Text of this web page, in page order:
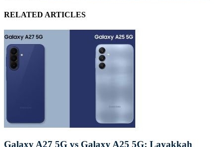
RELATED ARTICLES
Galaxy A27 5G vs Galaxy A25 5G: Layakkah